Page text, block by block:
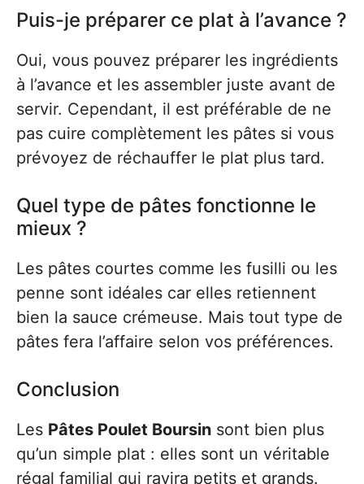
Puis-je préparer ce plat à l’avance ?
Oui, vous pouvez préparer les ingrédients
à l’avance et les assembler juste avant de
servir. Cependant, il est préférable de ne
pas cuire complètement les pâtes si vous
prévoyez de réchauffer le plat plus tard.
Quel type de pâtes fonctionne le
mieux ?
Les pâtes courtes comme les fusilli ou les
penne sont idéales car elles retiennent
bien la sauce crémeuse. Mais tout type de
pâtes fera l’affaire selon vos préférences.
Conclusion
Les Pâtes Poulet Boursin sont bien plus
qu’un simple plat : elles sont un véritable
régal familial qui ravira petits et grands.